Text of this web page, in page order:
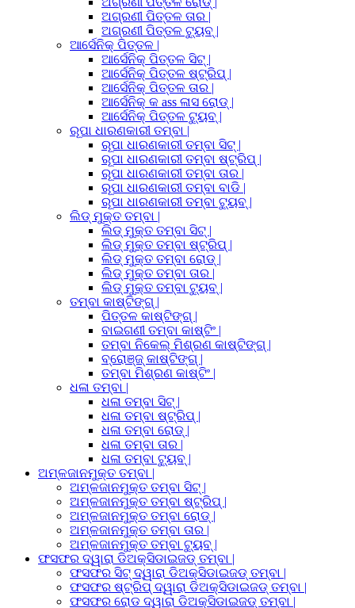
ଅଗ୍ରଣୀ ପିତ୍ତଳ ତାର |
ଅଗ୍ରଣୀ ପିତ୍ତଳ ଟ୍ୟୁବ୍ |
ଆର୍ସେନିକ୍ ପିତ୍ତଳ |
ଆର୍ସେନିକ୍ ପିତ୍ତଳ ସିଟ୍ |
ଆର୍ସେନିକ୍ ପିତ୍ତଳ ଷ୍ଟ୍ରିପ୍ |
ଆର୍ସେନିକ୍ ପିତ୍ତଳ ତାର |
ଆର୍ସେନିକ୍ କ ass ଳାସ ରୋଡ୍ |
ଆର୍ସେନିକ୍ ପିତ୍ତଳ ଟ୍ୟୁବ୍ |
ରୂପା ଧାରଣକାରୀ ତମ୍ବା |
ରୂପା ଧାରଣକାରୀ ତମ୍ବା ସିଟ୍ |
ରୂପା ଧାରଣକାରୀ ତମ୍ବା ଷ୍ଟ୍ରିପ୍ |
ରୂପା ଧାରଣକାରୀ ତମ୍ବା ତାର |
ରୂପା ଧାରଣକାରୀ ତମ୍ବା ବାଡି |
ରୂପା ଧାରଣକାରୀ ତମ୍ବା ଟ୍ୟୁବ୍ |
ଲିଡ୍ ମୁକ୍ତ ତମ୍ବା |
ଲିଡ୍ ମୁକ୍ତ ତମ୍ବା ସିଟ୍ |
ଲିଡ୍ ମୁକ୍ତ ତମ୍ବା ଷ୍ଟ୍ରିପ୍ |
ଲିଡ୍ ମୁକ୍ତ ତମ୍ବା ରୋଡ୍ |
ଲିଡ୍ ମୁକ୍ତ ତମ୍ବା ତାର |
ଲିଡ୍ ମୁକ୍ତ ତମ୍ବା ଟ୍ୟୁବ୍ |
ତମ୍ବା କାଷ୍ଟିଙ୍ଗ୍ |
ପିତ୍ତଳ କାଷ୍ଟିଙ୍ଗ୍ |
ବାଇଗଣୀ ତମ୍ବା କାଷ୍ଟିଂ |
ତମ୍ବା ନିକେଲ୍ ମିଶ୍ରଣ କାଷ୍ଟିଙ୍ଗ୍ |
ବ୍ରୋଞ୍ଜ୍ କାଷ୍ଟିଙ୍ଗ୍ |
ତମ୍ବା ମିଶ୍ରଣ କାଷ୍ଟିଂ |
ଧଳା ତମ୍ବା |
ଧଳା ତମ୍ବା ସିଟ୍ |
ଧଳା ତମ୍ବା ଷ୍ଟ୍ରିପ୍ |
ଧଳା ତମ୍ବା ରୋଡ୍ |
ଧଳା ତମ୍ବା ତାର |
ଧଳା ତମ୍ବା ଟ୍ୟୁବ୍ |
ଅମ୍ଳଜାନମୁକ୍ତ ତମ୍ବା |
ଅମ୍ଳଜାନମୁକ୍ତ ତମ୍ବା ସିଟ୍ |
ଅମ୍ଳଜାନମୁକ୍ତ ତମ୍ବା ଷ୍ଟ୍ରିପ୍ |
ଅମ୍ଳଜାନମୁକ୍ତ ତମ୍ବା ରୋଡ୍ |
ଅମ୍ଳଜାନମୁକ୍ତ ତମ୍ବା ତାର |
ଅମ୍ଳଜାନମୁକ୍ତ ତମ୍ବା ଟ୍ୟୁବ୍ |
ଫସଫର ଦ୍ୱାରା ଡିଅକ୍ସିଡାଇଜଡ୍ ତମ୍ବା |
ଫସଫର ସିଟ୍ ଦ୍ୱାରା ଡିଅକ୍ସିଡାଇଜଡ୍ ତମ୍ବା |
ଫସଫର ଷ୍ଟ୍ରିପ୍ ଦ୍ୱାରା ଡିଅକ୍ସିଡାଇଜଡ୍ ତମ୍ବା |
ଫସଫର ରୋଡ ଦ୍ୱାରା ଡିଅକ୍ସିଡାଇଜଡ୍ ତମ୍ବା |